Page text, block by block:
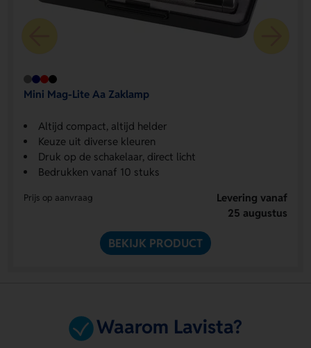
Mini Mag-Lite Aa Zaklamp
Altijd compact, altijd helder
Keuze uit diverse kleuren
Druk op de schakelaar, direct licht
Bedrukken vanaf 10 stuks
Prijs op aanvraag
Levering vanaf
25 augustus
BEKIJK PRODUCT
Waarom Lavista?